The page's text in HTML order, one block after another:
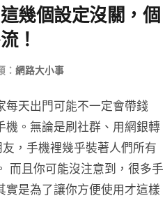
幾個設定沒關，個
！
： 網路大小事
每天出門可能不一定會帶錢
機。無論是刷社群、用網銀轉
，手機裡幾乎裝著人們所有
而且你可能沒注意到，很多手
實是為了讓你方便使用才這樣